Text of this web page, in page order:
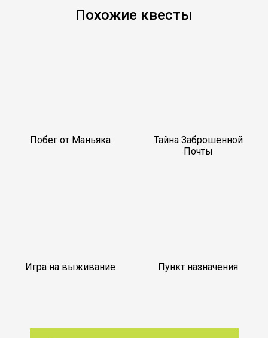
Похожие квесты
Побег от Маньяка
Тайна Заброшенной
Почты
Игра на выживание Пункт назначения